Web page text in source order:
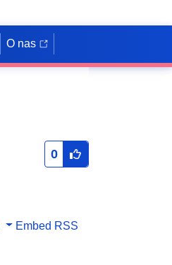
O nas
0
Embed RSS